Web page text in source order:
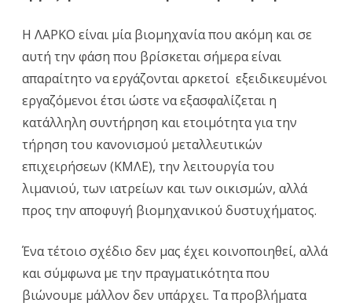
Η ΛΑΡΚΟ είναι μία βιομηχανία που ακόμη και σε
αυτή την φάση που βρίσκεται σήμερα είναι
απαραίτητο να εργάζονται αρκετοί εξειδικευμένοι
εργαζόμενοι έτσι ώστε να εξασφαλίζεται η
κατάλληλη συντήρηση και ετοιμότητα για την
τήρηση του κανονισμού μεταλλευτικών
επιχειρήσεων (ΚΜΛΕ), την λειτουργία του
λιμανιού, των ιατρείων και των οικισμών, αλλά
προς την αποφυγή βιομηχανικού δυστυχήματος.
Ένα τέτοιο σχέδιο δεν μας έχει κοινοποιηθεί, αλλά
και σύμφωνα με την πραγματικότητα που
βιώνουμε μάλλον δεν υπάρχει. Τα προβλήματα